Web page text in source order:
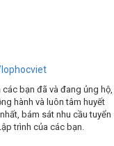
bạn đã và đang ủng hộ,
hành và luôn tâm huyết
bám sát nhu cầu tuyển
trình của các bạn.